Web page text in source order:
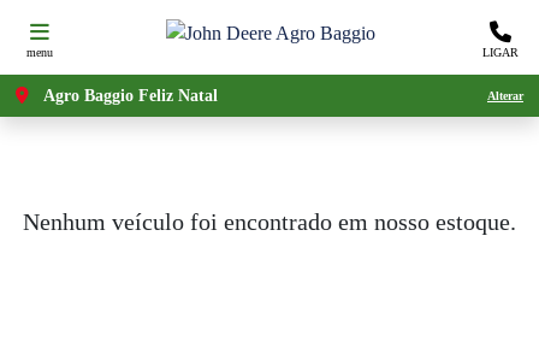
menu LIGAR
Agro Baggio Feliz Natal Alterar
Nenhum veículo foi encontrado em nosso estoque.